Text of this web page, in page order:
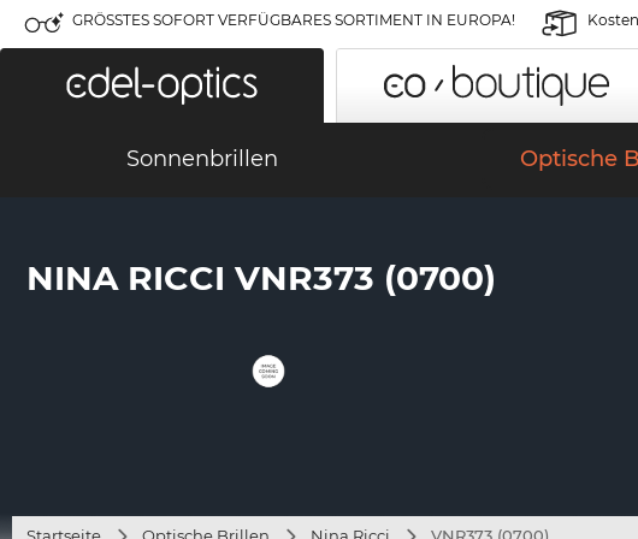
GRÖSSTES SOFORT VERFÜGBARES SORTIMENT IN EUROPA!
Sonnenbrillen Optische
NINA RICCI VNR373 (0700)